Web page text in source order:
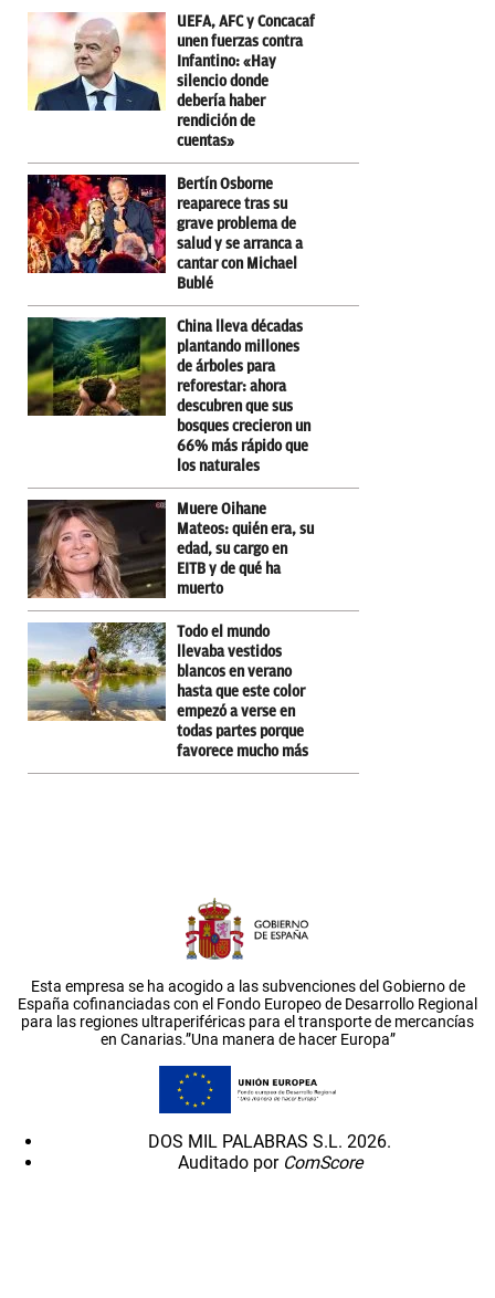
UEFA, AFC y Concacaf
unen fuerzas contra
Infantino: «Hay
silencio donde
debería haber
rendición de
cuentas»
Bertín Osborne
reaparece tras su
grave problema de
salud y se arranca a
cantar con Michael
Bublé
China lleva décadas
plantando millones
de árboles para
reforestar: ahora
descubren que sus
bosques crecieron un
66% más rápido que
los naturales
Muere Oihane
Mateos: quién era, su
edad, su cargo en
EITB y de qué ha
muerto
Todo el mundo
llevaba vestidos
blancos en verano
hasta que este color
empezó a verse en
todas partes porque
favorece mucho más
Esta empresa se ha acogido a las subvenciones del Gobierno de
España cofinanciadas con el Fondo Europeo de Desarrollo Regional
para las regiones ultraperiféricas para el transporte de mercancías
en Canarias.”Una manera de hacer Europa”
DOS MIL PALABRAS S.L. 2026.
Auditado por ComScore